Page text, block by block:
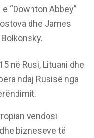
“Downton Abbey”
dhe James
në Rusi, Lituani dhe
ndaj Rusisë nga
vendosi
bizneseve të